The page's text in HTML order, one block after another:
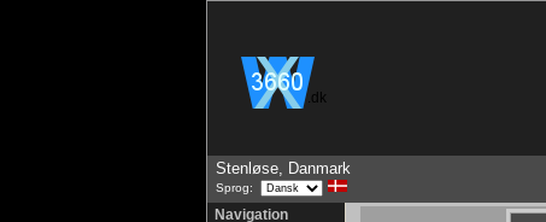
.dk
Stenløse, Danmark
Sprog:
Navigation